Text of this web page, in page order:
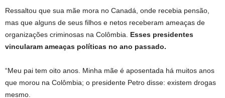
Ressaltou que sua mãe mora no Canadá, onde recebia pensão,
mas que alguns de seus filhos e netos receberam ameaças de
organizações criminosas na Colômbia. Esses presidentes
vincularam ameaças políticas no ano passado.
“Meu pai tem oito anos. Minha mãe é aposentada há muitos anos
que morou na Colômbia; o presidente Petro disse: existem drogas
mesmo.